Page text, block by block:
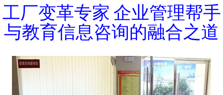
工厂变革专家 企业管理帮手
与教育信息咨询的融合之道